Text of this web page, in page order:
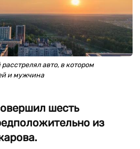
авто, в котором
и мужчина
шесть
из